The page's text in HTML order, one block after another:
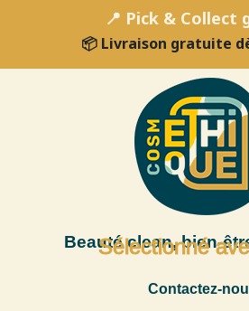
📍 Pick & Collect
📦 Livraison gratuite
Beauté clean, bien-
Sélectionné
Contactez-